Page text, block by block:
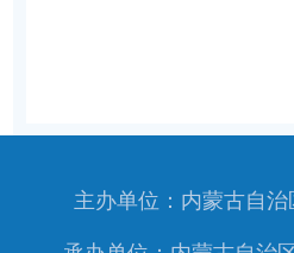
主办单位：内蒙古自